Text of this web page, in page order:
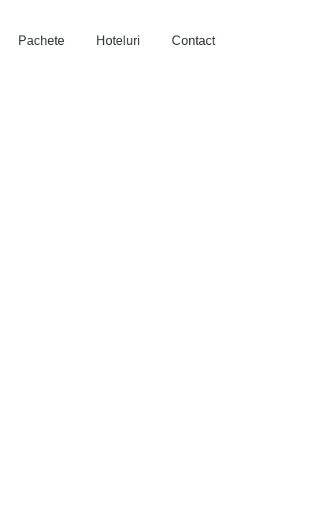
Pachete Hoteluri Contact